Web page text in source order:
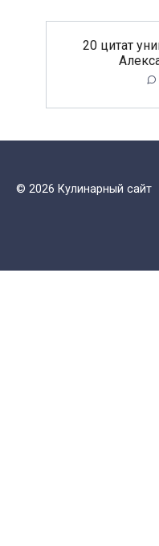
20 цитат
© 2026 Кулинарный сайт